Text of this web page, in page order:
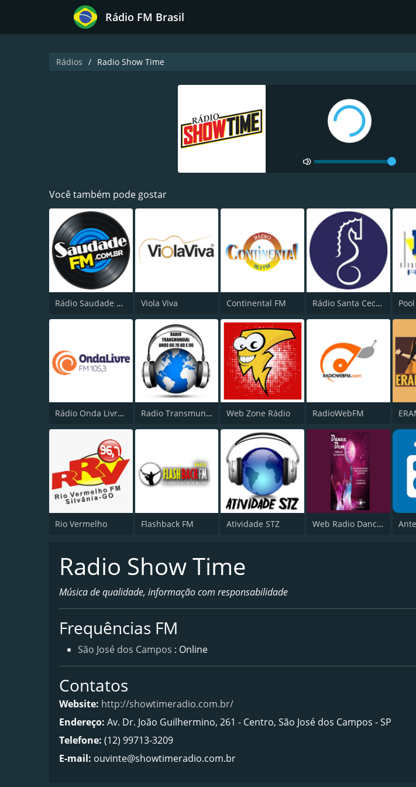
Rádio FM Brasil
Rádios Radio Show Time
Você também pode gostar
Rádio Saudade FM 100.7 Viola Viva Continental FM Rádio Santa Cecília FM 107.7
Rádio Onda Livre FM 105.3 Radio Transmundial 60 70 80 e 90 Web Zone Rádio RadioWebFM
Rio Vermelho Flashback FM Atividade STZ Web Radio Dance Bem
Radio Show Time
Música de qualidade, informação com responsabilidade
Frequências FM
São José dos Campos : Online
Contatos
Website: http://showtimeradio.com.br/
Endereço: Av. Dr. João Guilhermino, 261 - Centro, São José dos Campos - SP
Telefone: (12) 99713-3209
E-mail: ouvinte@showtimeradio.com.br